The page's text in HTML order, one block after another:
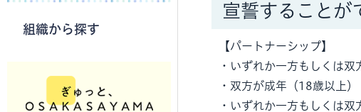
組織から探す
宣誓することが
【パートナーシップ】
・いずれか一方もしくは双
・双方が成年（18歳以上）
・いずれか一方もしくは